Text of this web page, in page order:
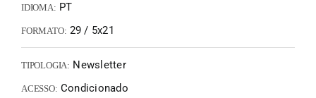
IDIOMA: PT
FORMATO: 29 / 5x21
TIPOLOGIA: Newsletter
ACESSO: Condicionado